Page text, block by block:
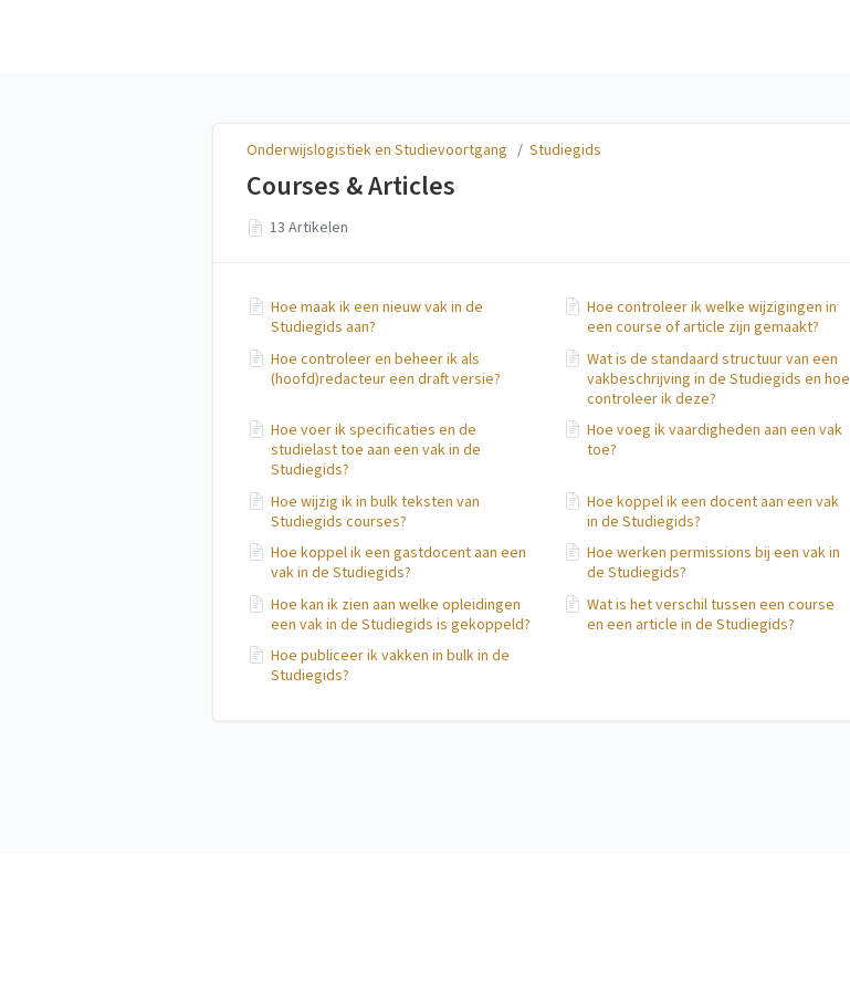
Onderwijslogistiek en Studievoortgang / Studiegids
Courses & Articles
13 Artikelen
Hoe maak ik een nieuw vak in de
Studiegids aan?
Hoe controleer ik welke wijzigingen in
een course of article zijn gemaakt?
Hoe controleer en beheer ik als
(hoofd)redacteur een draft versie?
Wat is de standaard structuur van een
vakbeschrijving in de Studiegids en hoe
controleer ik deze?
Hoe voer ik specificaties en de
studielast toe aan een vak in de
Studiegids?
Hoe voeg ik vaardigheden aan een vak
toe?
Hoe wijzig ik in bulk teksten van
Studiegids courses?
Hoe koppel ik een docent aan een vak
in de Studiegids?
Hoe koppel ik een gastdocent aan een
vak in de Studiegids?
Hoe werken permissions bij een vak in
de Studiegids?
Hoe kan ik zien aan welke opleidingen
een vak in de Studiegids is gekoppeld?
Wat is het verschil tussen een course
en een article in de Studiegids?
Hoe publiceer ik vakken in bulk in de
Studiegids?